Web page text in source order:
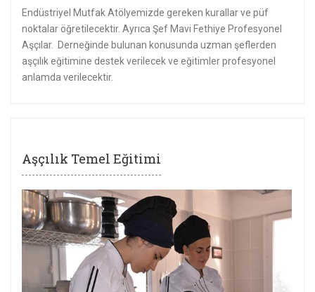
Endüstriyel Mutfak Atölyemizde gereken kurallar ve püf
noktalar öğretilecektir. Ayrıca Şef Mavi Fethiye Profesyonel
Aşçılar. Derneğinde bulunan konusunda uzman şeflerden
aşçılık eğitimine destek verilecek ve eğitimler profesyonel
anlamda verilecektir.
Aşçılık Temel Eğitimi